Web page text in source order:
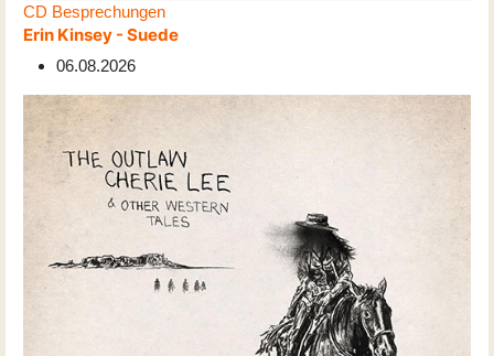
CD Besprechungen
Erin Kinsey - Suede
06.08.2026